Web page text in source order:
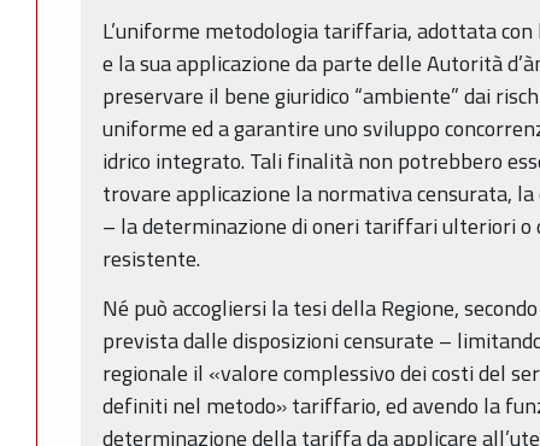
L’uniforme metodologia tariffaria, adottata
e la sua applicazione da parte delle Autorità
preservare il bene giuridico “ambiente” dai
uniforme ed a garantire uno sviluppo
idrico integrato. Tali finalità non potrebbero
trovare applicazione la normativa censurata,
– la determinazione di oneri tariffari ulteriori o
resistente.
Né può accogliersi la tesi della Regione,
prevista dalle disposizioni censurate –
regionale il «valore complessivo dei costi del
definiti nel metodo» tariffario, ed avendo la
determinazione della tariffa da applicare